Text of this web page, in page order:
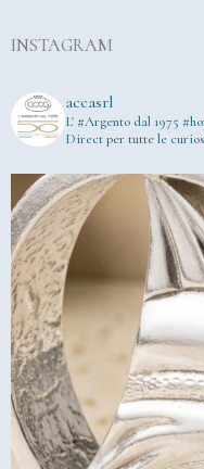
INSTAGRAM
accasrl
L' #Argento dal 1975
Direct per tutte le